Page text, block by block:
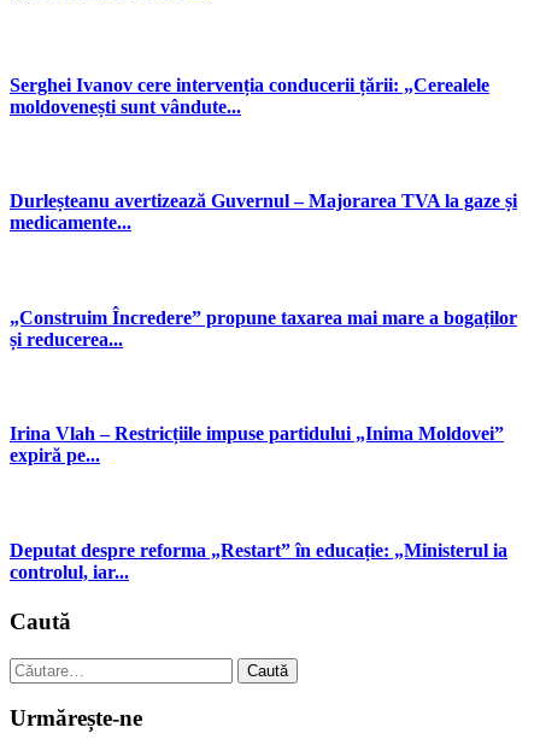
Serghei Ivanov cere intervenția conducerii țării: „Cerealele
moldovenești sunt vândute...
Durleșteanu avertizează Guvernul – Majorarea TVA la gaze și
medicamente...
„Construim Încredere” propune taxarea mai mare a bogaților
și reducerea...
Irina Vlah – Restricțiile impuse partidului „Inima Moldovei”
expiră pe...
Deputat despre reforma „Restart” în educație: „Ministerul ia
controlul, iar...
Caută
Caută
după:
Urmărește-ne